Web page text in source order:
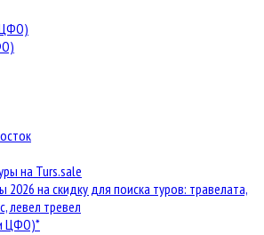
на Turs.sale
на скидку для поиска туров: травелата,
левел тревел
ЦФО)*